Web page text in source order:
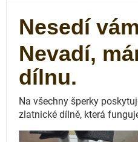
Nesedí
Nevadí,
dílnu.
Na všechny šperky
zlatnické dílně, která